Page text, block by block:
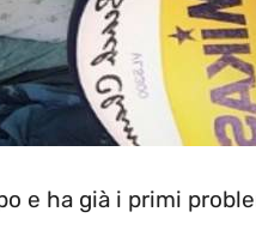
e ha già i primi